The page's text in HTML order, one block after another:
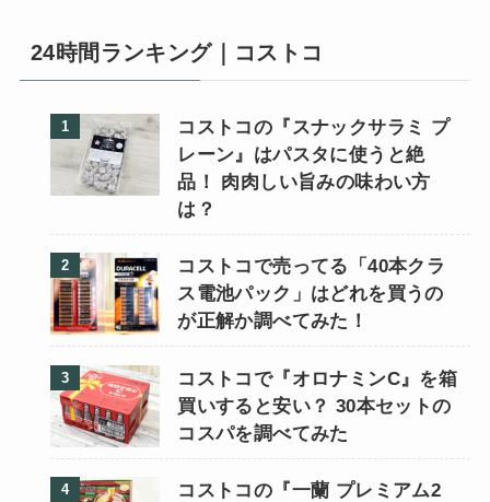
24時間ランキング｜コストコ
コストコの『スナックサラミ プ
レーン』はパスタに使うと絶
品！ 肉肉しい旨みの味わい方
は？
コストコで売ってる「40本クラ
ス電池パック」はどれを買うの
が正解か調べてみた！
コストコで『オロナミンC』を箱
買いすると安い？ 30本セットの
コスパを調べてみた
コストコの『一蘭 プレミアム2